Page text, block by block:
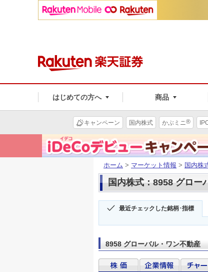
はじめての方へ 商品
キャンペーン 国内株式 かぶミニ®
ホーム > マーケット情報 > 国内株
国内株式：8958 グロー
最近チェックした銘柄･指標
8958 グローバル・ワン不動産